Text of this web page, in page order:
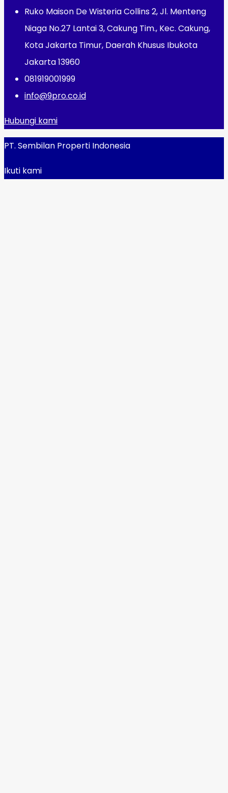
Ruko Maison De Wisteria Collins 2, Jl. Menteng
Niaga No.27 Lantai 3, Cakung Tim., Kec. Cakung,
Kota Jakarta Timur, Daerah Khusus Ibukota
Jakarta 13960
081919001999
info@9pro.co.id
Hubungi kami
PT. Sembilan Properti Indonesia
Ikuti kami